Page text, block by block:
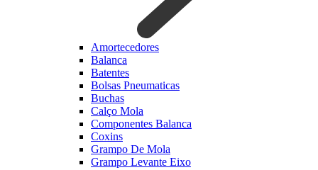
Amortecedores
Balanca
Batentes
Bolsas Pneumaticas
Buchas
Calço Mola
Componentes Balanca
Coxins
Grampo De Mola
Grampo Levante Eixo